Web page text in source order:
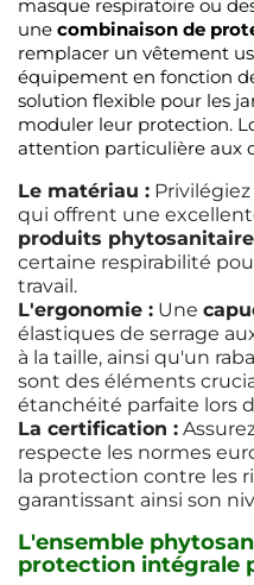
masque respiratoire ou
une combinaison de
remplacer un vêtement
équipement en fonction
solution flexible pour les
moduler leur protection.
attention particulière aux
Le matériau :
qui offrent une
produits
certaine respirabilité
travail.
L'ergonomie : Une
élastiques de serrage
à la taille, ainsi qu'un
sont des éléments
étanchéité parfaite lors
La certification :
respecte les normes
la protection contre les
garantissant ainsi son
L'ensemble
protection intégrale